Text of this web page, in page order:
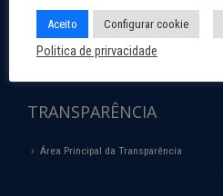
FALE CONOSCO
OUVIDORIA
TRANSPARÊNCIA
Área Principal da Transparência
Aceito Configurar cookie
Politica de prirvacidade